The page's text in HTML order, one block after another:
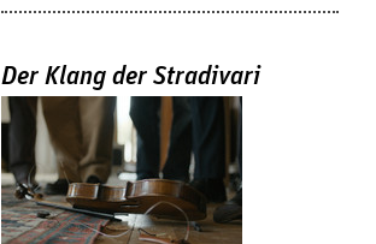
Der Klang der Stradivari